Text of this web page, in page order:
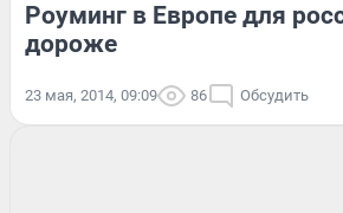
Роуминг в Европе для
дороже
23 мая, 2014, 09:09 86 Обсудить